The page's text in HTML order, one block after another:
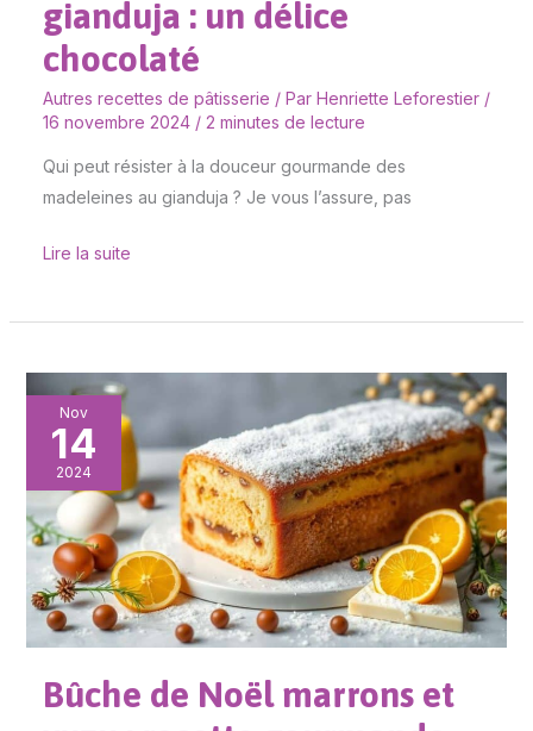
gianduja : un délice
chocolaté
Autres recettes de pâtisserie / Par Henriette Leforestier /
16 novembre 2024 / 2 minutes de lecture
Qui peut résister à la douceur gourmande des
madeleines au gianduja ? Je vous l’assure, pas
Lire la suite
Nov
14
2024
Bûche de Noël marrons et
Bûche
de
Noël
marrons
et
yuzu
:
recette